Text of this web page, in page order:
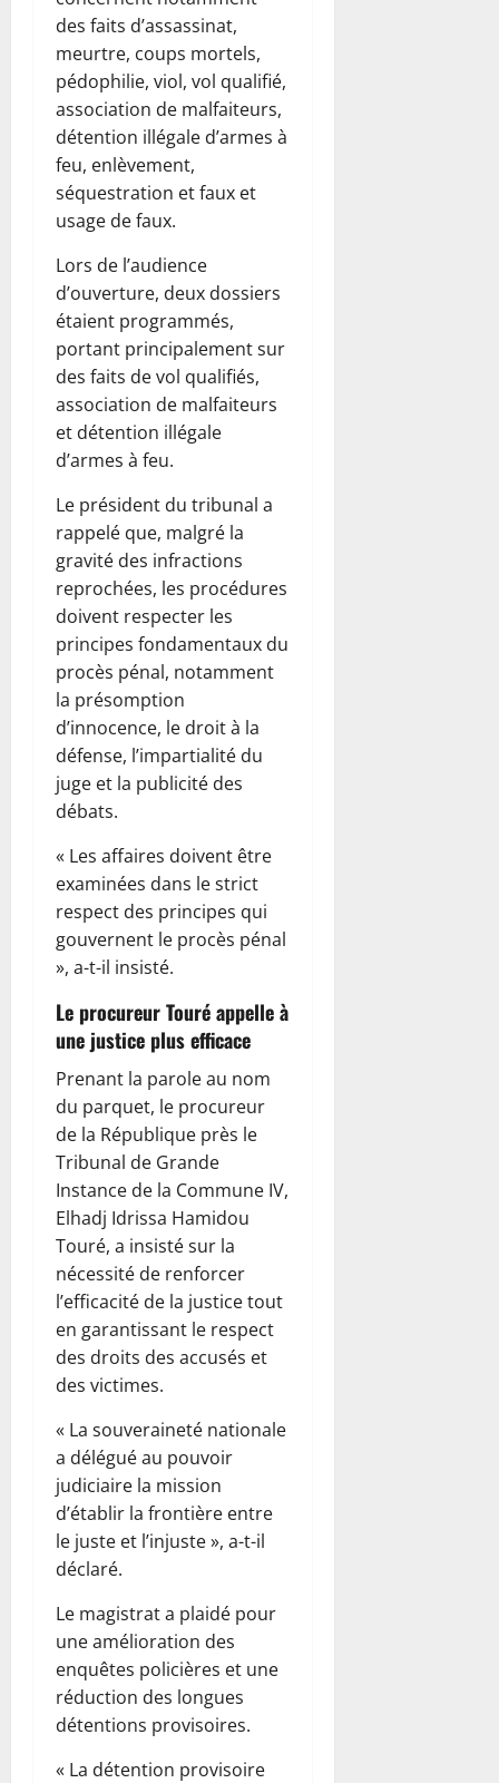
des faits d’assassinat,
meurtre, coups mortels,
pédophilie, viol, vol qualifié,
association de malfaiteurs,
détention illégale d’armes à
feu, enlèvement,
séquestration et faux et
usage de faux.
Lors de l’audience
d’ouverture, deux dossiers
étaient programmés,
portant principalement sur
des faits de vol qualifiés,
association de malfaiteurs
et détention illégale
d’armes à feu.
Le président du tribunal a
rappelé que, malgré la
gravité des infractions
reprochées, les procédures
doivent respecter les
principes fondamentaux du
procès pénal, notamment
la présomption
d’innocence, le droit à la
défense, l’impartialité du
juge et la publicité des
débats.
« Les affaires doivent être
examinées dans le strict
respect des principes qui
gouvernent le procès pénal
», a-t-il insisté.
Le procureur Touré appelle à
une justice plus efficace
Prenant la parole au nom
du parquet, le procureur
de la République près le
Tribunal de Grande
Instance de la Commune IV,
Elhadj Idrissa Hamidou
Touré, a insisté sur la
nécessité de renforcer
l’efficacité de la justice tout
en garantissant le respect
des droits des accusés et
des victimes.
« La souveraineté nationale
a délégué au pouvoir
judiciaire la mission
d’établir la frontière entre
le juste et l’injuste », a-t-il
déclaré.
Le magistrat a plaidé pour
une amélioration des
enquêtes policières et une
réduction des longues
détentions provisoires.
« La détention provisoire